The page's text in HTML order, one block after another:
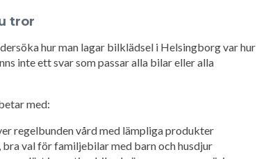
tror
hur man lagar bilklädsel i Helsingborg var hur
inte ett svar som passar alla bilar eller alla
med:
regelbunden vård med lämpliga produkter
val för familjebilar med barn och husdjur